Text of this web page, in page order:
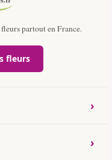
partout en France.
fleurs
›
›